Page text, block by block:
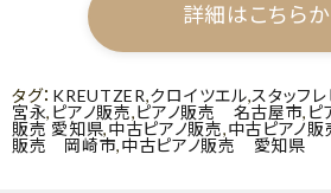
詳細はこちら
タグ： KREUTZER,クロイツエル,スタッフ
宮永, ピアノ販売,ピアノ販売 名古屋市, ピ
販売 愛知県,中古ピアノ販売,中古ピアノ
販売 岡崎市,中古ピアノ販売 愛知県